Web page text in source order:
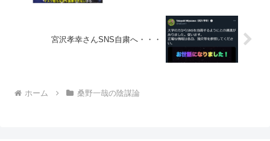
宮沢孝幸さんSNS自粛へ・・・
ホーム 桑野一哉の陰謀論